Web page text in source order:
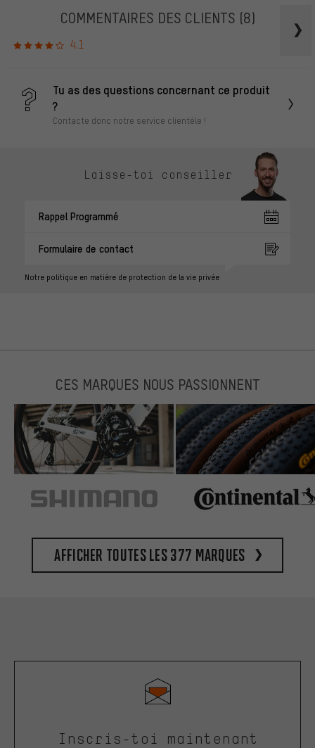
COMMENTAIRES DES CLIENTS (8)
4.1
Tu as des questions concernant ce produit
?
Contacte donc notre service clientèle !
Laisse-toi conseiller
Rappel Programmé
Formulaire de contact
Notre politique en matière de protection de la vie privée
CES MARQUES NOUS PASSIONNENT
Afficher toutes les 377 marques
Inscris-toi maintenant